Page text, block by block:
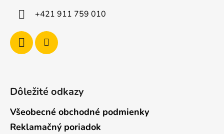
+421 911 759 010
Dôležité odkazy
Všeobecné obchodné podmienky
Reklamačný poriadok